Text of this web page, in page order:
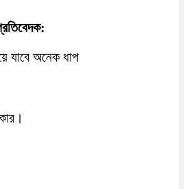
যাবে অনেক ধাপ